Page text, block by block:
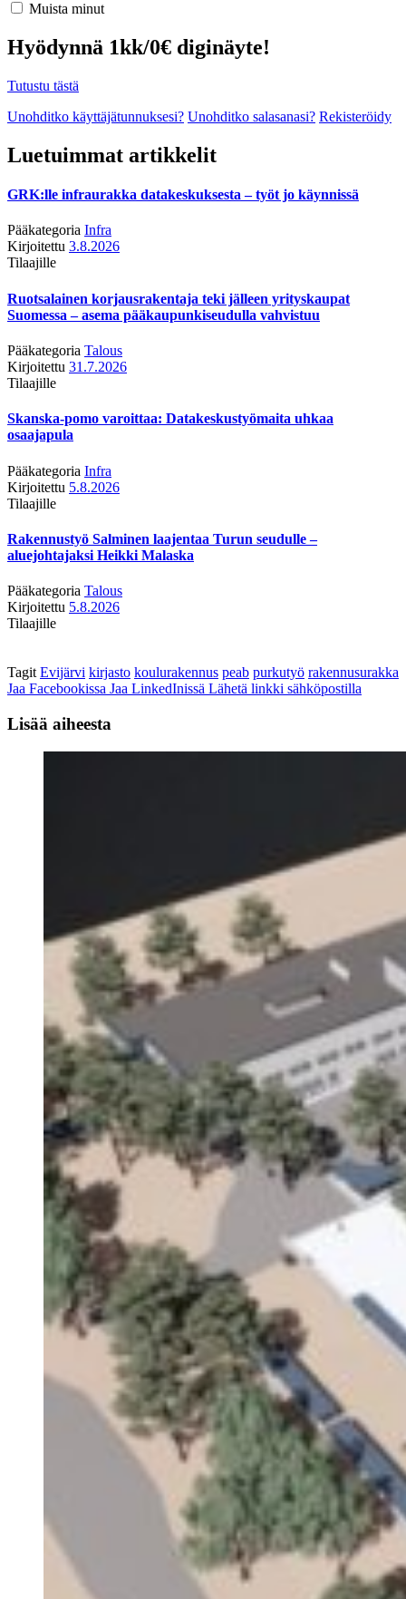
Muista minut
Hyödynnä 1kk/0€ diginäyte!
Tutustu tästä
Unohditko käyttäjätunnuksesi? Unohditko salasanasi? Rekisteröidy
Luetuimmat artikkelit
GRK:lle infraurakka datakeskuksesta – työt jo käynnissä
Pääkategoria Infra
Kirjoitettu 3.8.2026
Tilaajille
Ruotsalainen korjausrakentaja teki jälleen yrityskaupat
Suomessa – asema pääkaupunkiseudulla vahvistuu
Pääkategoria Talous
Kirjoitettu 31.7.2026
Tilaajille
Skanska-pomo varoittaa: Datakeskustyömaita uhkaa
osaajapula
Pääkategoria Infra
Kirjoitettu 5.8.2026
Tilaajille
Rakennustyö Salminen laajentaa Turun seudulle –
aluejohtajaksi Heikki Malaska
Pääkategoria Talous
Kirjoitettu 5.8.2026
Tilaajille
Tagit Evijärvi kirjasto koulurakennus peab purkutyö rakennusurakka
Jaa Facebookissa Jaa LinkedInissä Lähetä linkki sähköpostilla
Lisää aiheesta